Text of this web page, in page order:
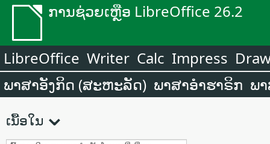
ການຊ່ວຍເຫຼືອ LibreOffice 26.2
LibreOffice Writer Calc Impress
ພາສາອັງກິດ (ສະຫະລັດ) ພາສາອຳຮາຣິກ ພ
ເນື້ອໃນ